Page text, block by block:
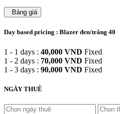
Bảng giá
Day based pricing : Blazer đen/trắng 40
1 - 1 days : 40,000 VND Fixed
1 - 2 days : 70,000 VND Fixed
1 - 3 days : 90,000 VND Fixed
NGÀY THUÊ